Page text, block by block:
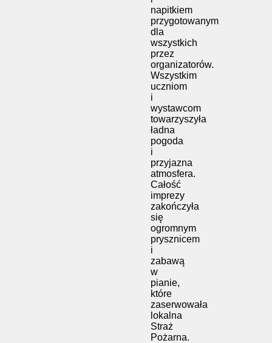
napitkiem
przygotowanym
dla
wszystkich
przez
organizatorów.
Wszystkim
uczniom
i
wystawcom
towarzyszyła
ładna
pogoda
i
przyjazna
atmosfera.
Całość
imprezy
zakończyła
się
ogromnym
prysznicem
i
zabawą
w
pianie,
które
zaserwowała
lokalna
Straż
Pożarna.